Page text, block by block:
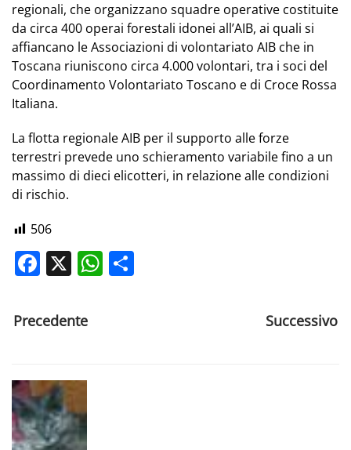
regionali, che organizzano squadre operative costituite
da circa 400 operai forestali idonei all’AIB, ai quali si
affiancano le Associazioni di volontariato AIB che in
Toscana riuniscono circa 4.000 volontari, tra i soci del
Coordinamento Volontariato Toscano e di Croce Rossa
Italiana.
La flotta regionale AIB per il supporto alle forze
terrestri prevede uno schieramento variabile fino a un
massimo di dieci elicotteri, in relazione alle condizioni
di rischio.
506
Facebook
X WhatsApp
Precedente Successivo